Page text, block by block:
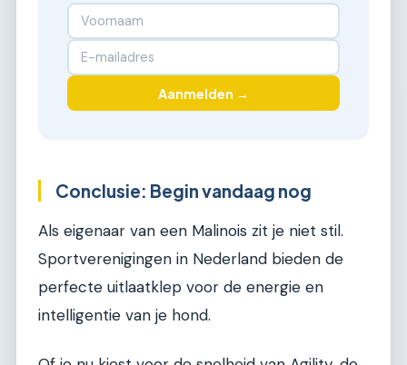
Aanmelden →
Conclusie: Begin vandaag nog
Als eigenaar van een Malinois zit je niet stil.
Sportverenigingen in Nederland bieden de
perfecte uitlaatklep voor de energie en
intelligentie van je hond.